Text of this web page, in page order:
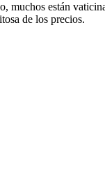
muchos están
de los precios.